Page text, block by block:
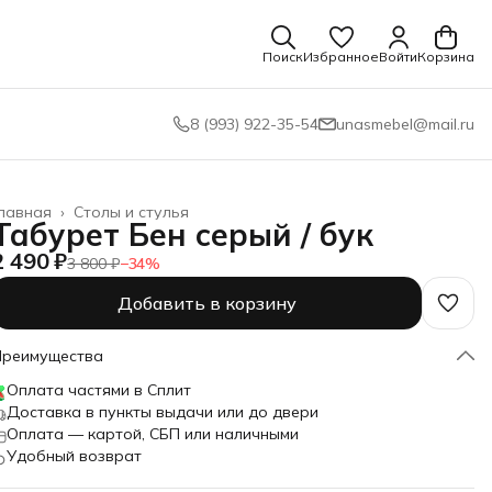
ПоискИзбранноеВойтиКорзина
8 (993) 922-35-54 unasmebel@mail.ru
Столы и стулья
›
Бен серый / бук
490 ₽3 800 ₽−34%
Добавить в корзину
Оплата частями в Сплит
Доставка в пункты выдачи или до двери
Оплата — картой, СБП или наличными
Удобный возврат